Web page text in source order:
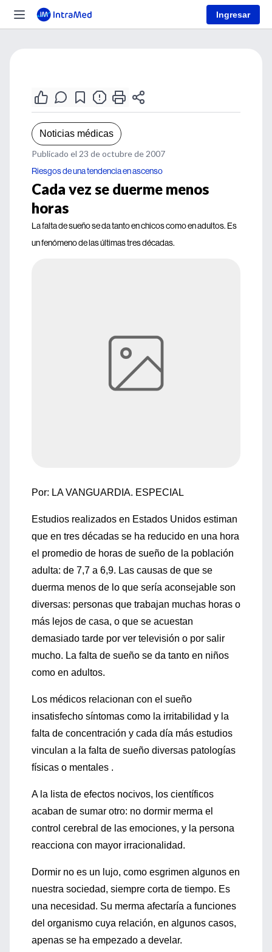
Ingresar
Noticias médicas
Publicado el 23 de octubre de 2007
Riesgos de una tendencia en ascenso
Cada vez se duerme menos
horas
La falta de sueño se da tanto en chicos como en adultos. Es
un fenómeno de las últimas tres décadas.
Por: LA VANGUARDIA. ESPECIAL
Estudios realizados en Estados Unidos estiman
que en tres décadas se ha reducido en una hora
el promedio de horas de sueño de la población
adulta: de 7,7 a 6,9. Las causas de que se
duerma menos de lo que sería aconsejable son
diversas: personas que trabajan muchas horas o
más lejos de casa, o que se acuestan
demasiado tarde por ver televisión o por salir
mucho. La falta de sueño se da tanto en niños
como en adultos.
Los médicos relacionan con el sueño
insatisfecho síntomas como la irritabilidad y la
falta de concentración y cada día más estudios
vinculan a la falta de sueño diversas patologías
físicas o mentales .
A la lista de efectos nocivos, los científicos
acaban de sumar otro: no dormir merma el
control cerebral de las emociones, y la persona
reacciona con mayor irracionalidad.
Dormir no es un lujo, como esgrimen algunos en
nuestra sociedad, siempre corta de tiempo. Es
una necesidad. Su merma afectaría a funciones
del organismo cuya relación, en algunos casos,
apenas se ha empezado a develar.